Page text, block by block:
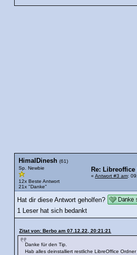
HimalDinesh (61)
Sp. Newbie
12x Beste Antwort
21x "Danke"
Re:
« Antwort #3 am:
Hat dir diese Antwort geholfen?
1 Leser hat sich bedankt
Zitat von: Berbo am 07.12.22, 20:21:21
Danke für den Tip.
Hab alles deinstalliert restliche LibreOffice